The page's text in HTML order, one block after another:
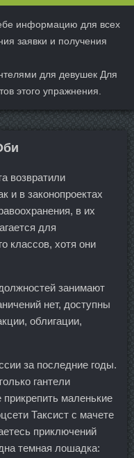
информацию для всех
заявки и получения
для девушек Для
этого упражнения.
возвратили
и в законопроектах
в их
для
классов, хотя они
занимают
нет, доступны
облигации,
за последние годы.
гантели
маленькие
Таксист с мачете
приключений
темная лошадка: